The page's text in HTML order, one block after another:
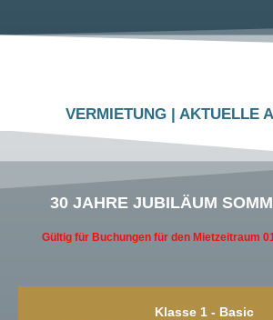
VERMIETUNG | AKTUELLE
30 JAHRE JUBILÄUM
Gültig für Buchungen für den Mietzeitraum
Klasse 1 - Basic